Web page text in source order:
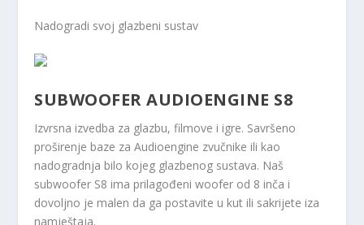
Nadogradi svoj glazbeni sustav
SUBWOOFER AUDIOENGINE S8
Izvrsna izvedba za glazbu, filmove i igre. Savršeno
proširenje baze za Audioengine zvučnike ili kao
nadogradnja bilo kojeg glazbenog sustava. Naš
subwoofer S8 ima prilagođeni woofer od 8 inča i
dovoljno je malen da ga postavite u kut ili sakrijete iza
namještaja.